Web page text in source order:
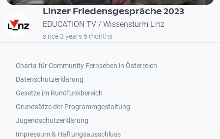
Linzer Friedensgespräche 2023
EDUCATION TV / Wissensturm Linz
since 3 years 6 months
Footer 1
Charta für Community Fernsehen in Österreich
Datenschutzerklärung
Gesetze im Rundfunkbereich
Grundsätze der Programmgestaltung
Jugendschutzerklärung
Impressum & Haftungsausschluss